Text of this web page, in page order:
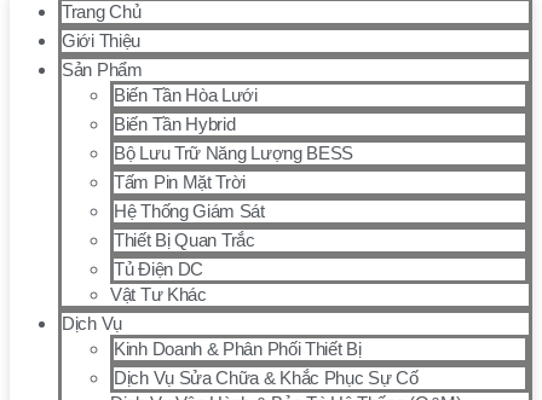
Trang Chủ
Giới Thiệu
Sản Phẩm
Biến Tần Hòa Lưới
Biến Tần Hybrid
Bộ Lưu Trữ Năng Lượng BESS
Tấm Pin Mặt Trời
Hệ Thống Giám Sát
Thiết Bị Quan Trắc
Tủ Điện DC
Vật Tư Khác
Dịch Vụ
Kinh Doanh & Phân Phối Thiết Bị
Dịch Vụ Sửa Chữa & Khắc Phục Sự Cố